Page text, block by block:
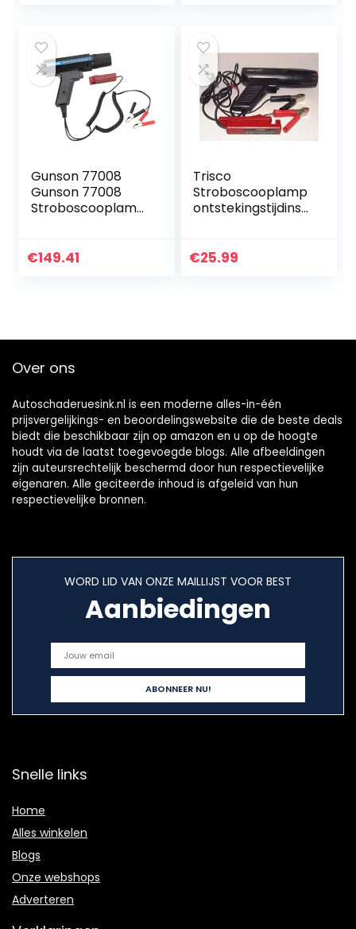
Gunson 77008
Gunson 77008
Stroboscooplamp
ar
€149.41
Trisco
Stroboscooplamp
ontstekingstijdinst
inductief
€25.99
Over ons
Autoschaderuesink.nl is een moderne alles-in-één
prijsvergelijkings- en beoordelingswebsite die de beste deals
biedt die beschikbaar zijn op amazon en u op de hoogte
houdt via de laatst toegevoegde blogs. Alle afbeeldingen
zijn auteursrechtelijk beschermd door hun respectievelijke
eigenaren. Alle geciteerde inhoud is afgeleid van hun
respectievelijke bronnen.
WORD LID VAN ONZE MAILLIJST VOOR BEST
Aanbiedingen
Snelle links
Home
Alles winkelen
Blogs
Onze webshops
Adverteren